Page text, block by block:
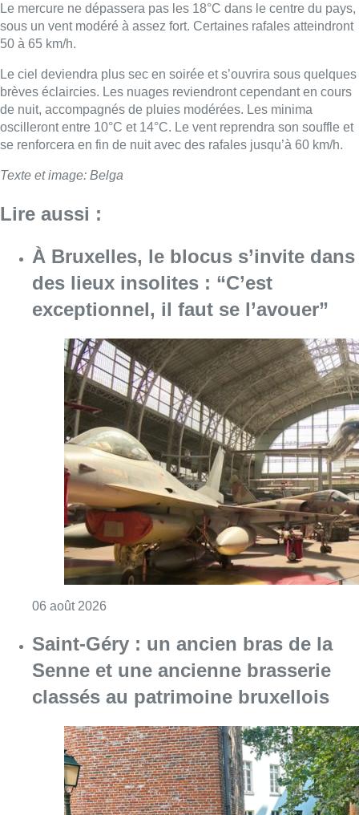
Le mercure ne dépassera pas les 18°C dans le centre du pays,
sous un vent modéré à assez fort. Certaines rafales atteindront
50 à 65 km/h.
Le ciel deviendra plus sec en soirée et s’ouvrira sous quelques
brèves éclaircies. Les nuages reviendront cependant en cours
de nuit, accompagnés de pluies modérées. Les minima
oscilleront entre 10°C et 14°C. Le vent reprendra son souffle et
se renforcera en fin de nuit avec des rafales jusqu’à 60 km/h.
Texte et image: Belga
Lire aussi :
À Bruxelles, le blocus s’invite dans
des lieux insolites : “C’est
exceptionnel, il faut se l’avouer”
06 août 2026
Saint-Géry : un ancien bras de la
Senne et une ancienne brasserie
classés au patrimoine bruxellois